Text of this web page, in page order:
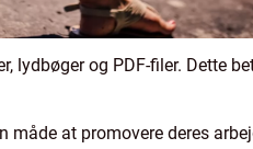
lydbøger og PDF-filer. Dette
at promovere deres